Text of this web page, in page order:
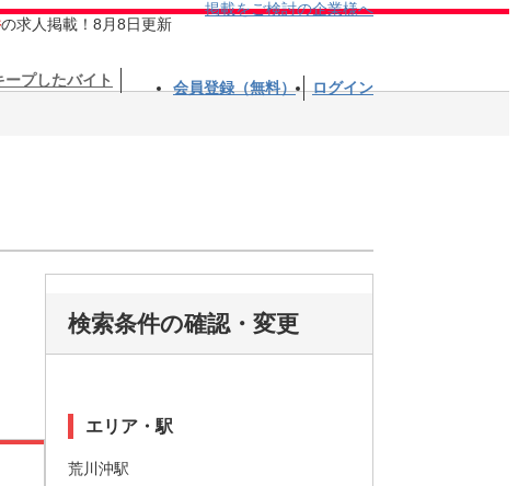
の求人掲載！8月8日更新
掲載をご検討の企業様へ
ープしたバイト 会員登録（無料） ログイン
検索条件の確認・変更
エリア・駅
荒川沖駅